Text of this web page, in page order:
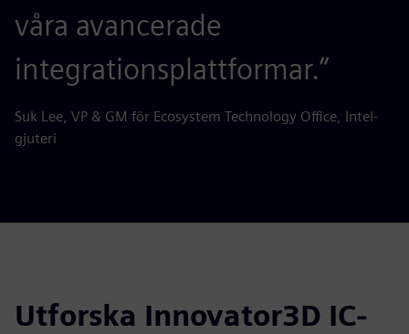
våra avancerade
integrationsplattformar.”
Suk Lee, VP & GM för Ecosystem Technology Office, Intel-
gjuteri
Utforska Innovator3D IC-